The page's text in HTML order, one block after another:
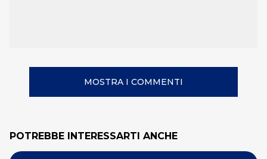
MOSTRA I COMMENTI
POTREBBE INTERESSARTI ANCHE